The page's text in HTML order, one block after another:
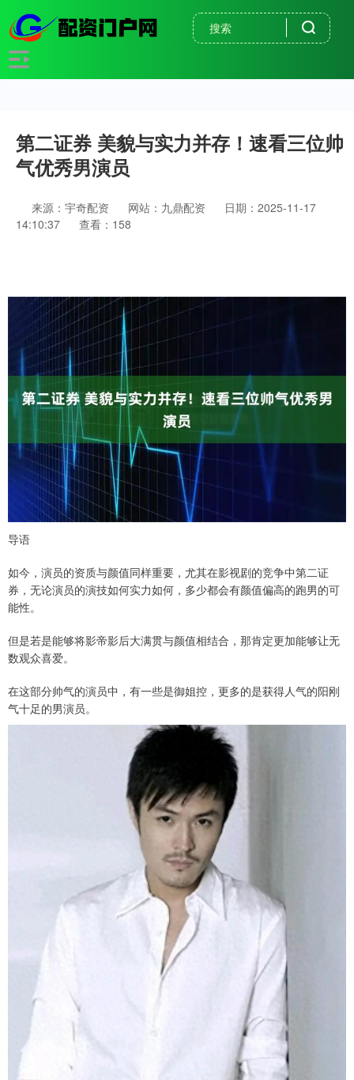
第二证券 美貌与实力并存！速看三位帅
气优秀男演员
来源：宇奇配资 网站：九鼎配资
日期：2025-11-17
14:10:37
查看：158
导语
如今，演员的资质与颜值同样重要，尤其在影视剧的竞争中第二证
券，无论演员的演技如何实力如何，多少都会有颜值偏高的跑男的可
能性。
但是若是能够将影帝影后大满贯与颜值相结合，那肯定更加能够让无
数观众喜爱。
在这部分帅气的演员中，有一些是御姐控，更多的是获得人气的阳刚
气十足的男演员。